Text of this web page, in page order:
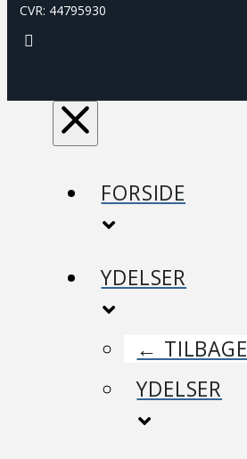
CVR: 44795930
FORSIDE
YDELSER
← TILBAGE
YDELSER